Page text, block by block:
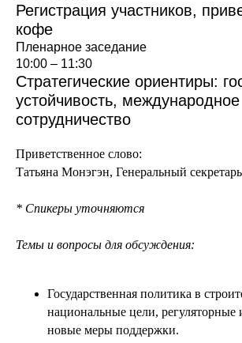
Регистрация участников,
кофе
Пленарное заседание
10:00 – 11:30
Стратегические ориентиры:
устойчивость, международное
сотрудничество
Приветственное слово:
Татьяна Монэгэн, Генеральный
* Спикеры уточняются
Темы и вопросы для обсуждения:
Государственная политика в
национальные цели, регуляторные
новые меры поддержки.